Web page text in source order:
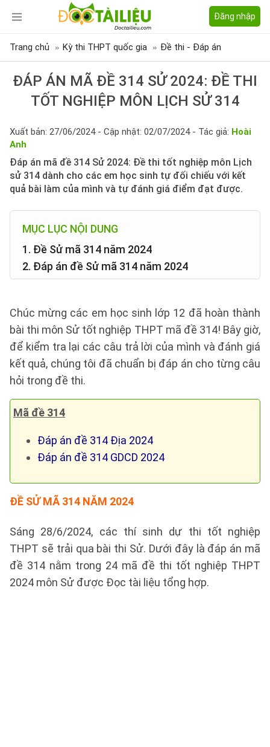
Đăng nhập
Trang chủ Kỳ thi THPT quốc gia Đề thi - Đáp án
ĐÁP ÁN MÃ ĐỀ 314 SỬ 2024: ĐỀ THI
TỐT NGHIỆP MÔN LỊCH SỬ 314
Xuất bản: 27/06/2024 - Cập nhật: 02/07/2024 - Tác giả: Hoài
Anh
Đáp án mã đề 314 Sử 2024: Đề thi tốt nghiệp môn Lịch
sử 314 dành cho các em học sinh tự đối chiếu với kết
quả bài làm của mình và tự đánh giá điểm đạt được.
MỤC LỤC NỘI DUNG
1. Đề Sử mã 314 năm 2024
2. Đáp án đề Sử mã 314 năm 2024
Chúc mừng các em học sinh lớp 12 đã hoàn thành
bài thi môn Sử tốt nghiệp THPT mã đề 314! Bây giờ,
để kiểm tra lại các câu trả lời của mình và đánh giá
kết quả, chúng tôi đã chuẩn bị đáp án cho từng câu
hỏi trong đề thi.
Mã đề 314
Đáp án đề 314 Địa 2024
Đáp án đề 314 GDCD 2024
ĐỀ SỬ MÃ 314 NĂM 2024
Sáng 28/6/2024, các thí sinh dự thi tốt nghiệp
THPT sẽ trải qua bài thi Sử. Dưới đây là đáp án mã
đề 314 nằm trong 24 mã đề thi tốt nghiệp THPT
2024 môn Sử được Đọc tài liệu tổng hợp.